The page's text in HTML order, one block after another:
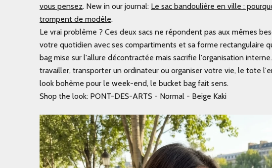
vous pensez. New in our journal: Le sac bandoulière en ville :
trompent de modèle.
Le vrai problème ? Ces deux sacs ne répondent pas aux mêmes
votre quotidien avec ses compartiments et sa forme rectangulaire
bag mise sur l'allure décontractée mais sacrifie l'organisation
travailler, transporter un ordinateur ou organiser votre vie, le tote
look bohème pour le week-end, le bucket bag fait sens.
Shop the look: PONT-DES-ARTS - Normal - Beige Kaki